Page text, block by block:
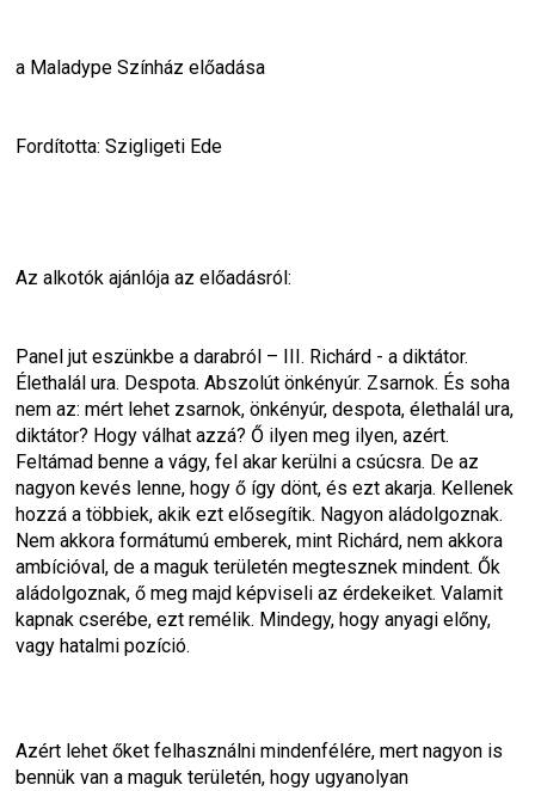
a Maladype Színház előadása
Fordította: Szigligeti Ede
Az alkotók ajánlója az előadásról:
Panel jut eszünkbe a darabról – III. Richárd - a diktátor.
Élethalál ura. Despota. Abszolút önkényúr. Zsarnok. És soha
nem az: mért lehet zsarnok, önkényúr, despota, élethalál ura,
diktátor? Hogy válhat azzá? Ő ilyen meg ilyen, azért.
Feltámad benne a vágy, fel akar kerülni a csúcsra. De az
nagyon kevés lenne, hogy ő így dönt, és ezt akarja. Kellenek
hozzá a többiek, akik ezt elősegítik. Nagyon aládolgoznak.
Nem akkora formátumú emberek, mint Richárd, nem akkora
ambícióval, de a maguk területén megtesznek mindent. Ők
aládolgoznak, ő meg majd képviseli az érdekeiket. Valamit
kapnak cserébe, ezt remélik. Mindegy, hogy anyagi előny,
vagy hatalmi pozíció.
Azért lehet őket felhasználni mindenfélére, mert nagyon is
bennük van a maguk területén, hogy ugyanolyan